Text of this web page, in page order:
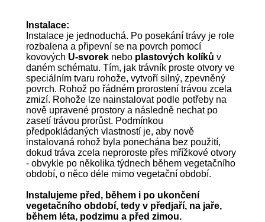
Instalace:
Instalace je jednoduchá. Po posekání trávy je role
rozbalena a připevní se na povrch pomocí
kovových U-svoreknebo plastových kolíků v
daném schématu. Tím, jak trávník proste otvory ve
speciálním tvaru rohože, vytvoří silný, zpevněný
povrch. Rohož po řádném prorostení trávou zcela
zmizí. Rohože lze nainstalovat podle potřeby na
nově upravené prostory a následně nechat po
zasetí trávou prorůst. Podmínkou
předpokládaných vlastností je, aby nově
instalovaná rohož byla ponechána bez použití,
dokud tráva zcela neproroste přes mřížkové otvory
- obvykle po několika týdnech během vegetačního
období, o něco déle mimo vegetační období.
Instalujeme před, během i po ukončení
vegetačního období, tedy v předjaří, na jaře,
během léta, podzimu a před zimou.